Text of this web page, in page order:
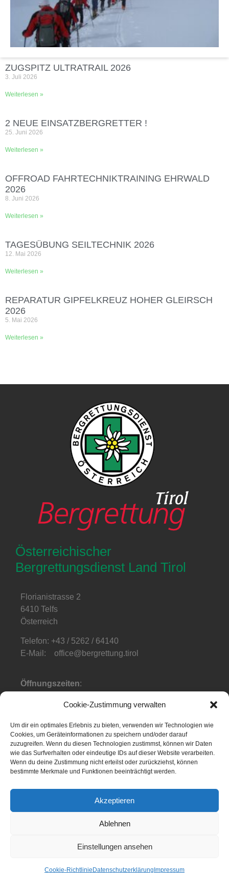
Cookie-Zustimmung verwalten
Um dir ein optimales Erlebnis zu bieten, verwenden wir Technologien wie
Cookies, um Geräteinformationen zu speichern und/oder darauf
zuzugreifen. Wenn du diesen Technologien zustimmst, können wir Daten
wie das Surfverhalten oder eindeutige IDs auf dieser Website verarbeiten.
Wenn du deine Zustimmung nicht erteilst oder zurückziehst, können
bestimmte Merkmale und Funktionen beeinträchtigt werden.
Akzeptieren
Ablehnen
Einstellungen ansehen
Cookie-Richtlinie Datenschutzerklärung Impressum
ZUGSPITZ ULTRATRAIL 2026
3. Juli 2026
Weiterlesen »
2 NEUE EINSATZBERGRETTER !
25. Juni 2026
Weiterlesen »
OFFROAD FAHRTECHNIKTRAINING EHRWALD
2026
8. Juni 2026
Weiterlesen »
TAGESÜBUNG SEILTECHNIK 2026
12. Mai 2026
Weiterlesen »
REPARATUR GIPFELKREUZ HOHER GLEIRSCH
2026
5. Mai 2026
Weiterlesen »
Österreichischer
Bergrettungsdienst Land Tirol
Florianistrasse 2
6410 Telfs
Österreich
Telefon: +43 / 5262 / 64140
E-Mail: office@bergrettung.tirol
Öffnungszeiten:
Fr: 08:00-12:00
Telefonzeiten:
Mo-Fr: 08:00-12:00
NOTFALL APP